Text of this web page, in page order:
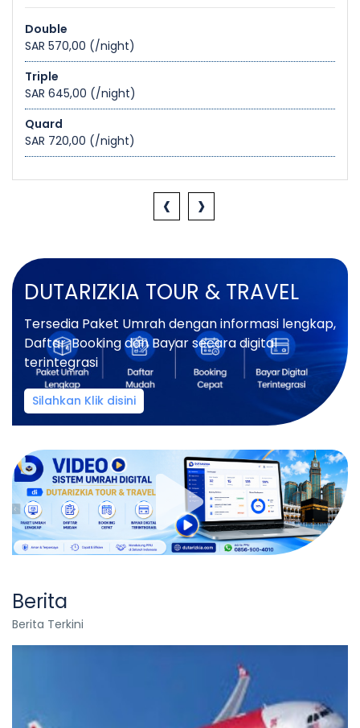
Double
SAR 570,00 (/night)
Triple
SAR 645,00 (/night)
Quard
SAR 720,00 (/night)
‹ ›
DUTARIZKIA TOUR & TRAVEL
Tersedia Paket Umrah dengan informasi lengkap,
Daftar, Booking dan Bayar secara digital
terintegrasi
Silahkan Klik disini
Berita
Berita Terkini